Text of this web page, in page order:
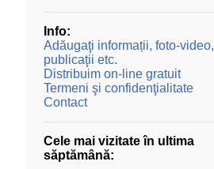
Info:
Adăugaţi informații, foto-video,
publicaţii etc.
Distribuim on-line gratuit
Termeni şi confidenţialitate
Contact
Cele mai vizitate în ultima
săptămână: